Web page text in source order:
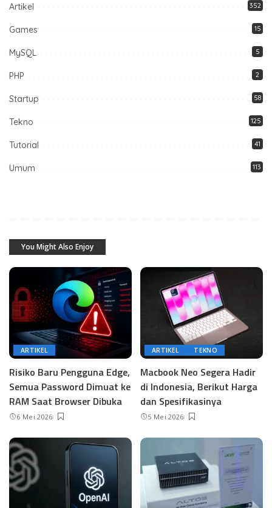
Artikel 352
Games 15
MySQL 5
PHP 2
Startup 58
Tekno 125
Tutorial 41
Umum 113
You Might Also Enjoy
ARTIKEL
Risiko Baru Pengguna Edge,
Semua Password Dimuat ke
RAM Saat Browser Dibuka
6 Mei 2026
ARTIKEL TEKNO
Macbook Neo Segera Hadir
di Indonesia, Berikut Harga
dan Spesifikasinya
5 Mei 2026